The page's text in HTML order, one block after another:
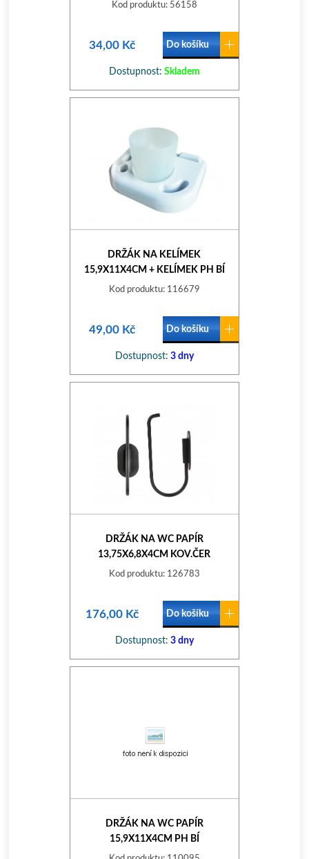
Kod produktu: 56158
34,00 Kč Do košíku
Dostupnost: Skladem
DRŽÁK NA KELÍMEK
15,9X11X4CM + KELÍMEK PH BÍ
Kod produktu: 116679
49,00 Kč Do košíku
Dostupnost: 3 dny
DRŽÁK NA WC PAPÍR
13,75X6,8X4CM KOV.ČER
Kod produktu: 126783
176,00 Kč Do košíku
Dostupnost: 3 dny
DRŽÁK NA WC PAPÍR
15,9X11X4CM PH BÍ